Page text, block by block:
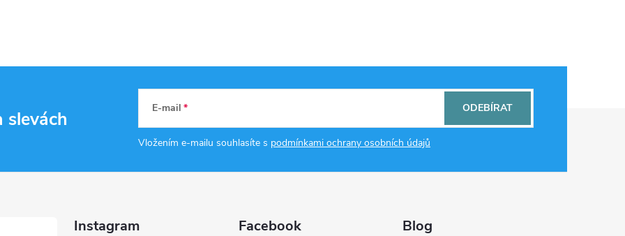
slevách E-mail
Vložením e-mailu souhlasíte s podmínkami ochrany osobních údajů
ODEBÍRAT
Instagram Facebook Blog